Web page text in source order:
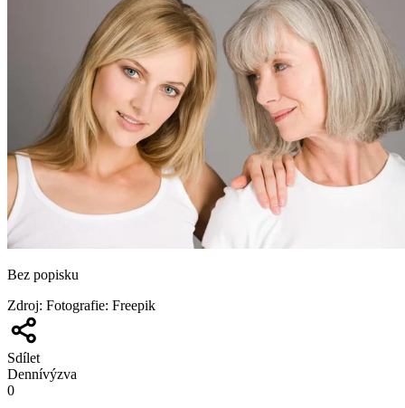
Bez popisku
Zdroj: Fotografie: Freepik
Sdílet
Dennívýzva
0